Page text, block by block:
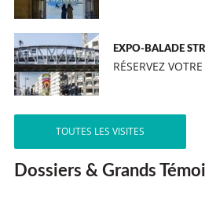
EXPO-BALADE
RÉSERVEZ
TOUTES LES VISITES
Dossiers & Grands